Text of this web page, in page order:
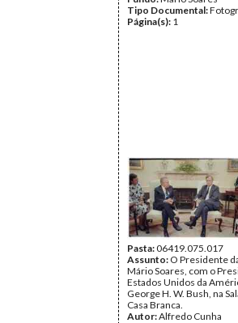
Tipo Documental:
Página(s): 1
Pasta:06419.075.017
Assunto: O Presidente
Mário Soares, com o
Estados Unidos da
George H. W. Bush, na
Casa Branca.
Autor:Alfredo Cunha